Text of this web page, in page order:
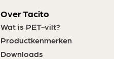
Over Tacito
Wat is PET-vilt?
Productkenmerken
Downloads